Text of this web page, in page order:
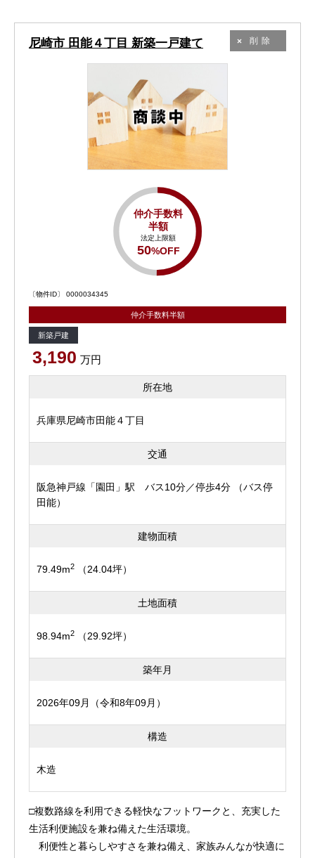
尼崎市 田能４丁目 新築一戸建て 削除
仲介手数料
半額
法定上限額
50%OFF
〔物件ID〕 0000034345
仲介手数料半額
新築戸建
3,190 万円
所在地
兵庫県尼崎市田能４丁目
交通
阪急神戸線「園田」駅 バス10分／停歩4分 （バス停
田能）
建物面積
79.49m2 （24.04坪）
土地面積
98.94m2 （29.92坪）
築年月
2026年09月（令和8年09月）
構造
木造
□複数路線を利用できる軽快なフットワークと、充実した
生活利便施設を兼ね備えた生活環境。
利便性と暮らしやすさを兼ね備え、家族みんなが快適に